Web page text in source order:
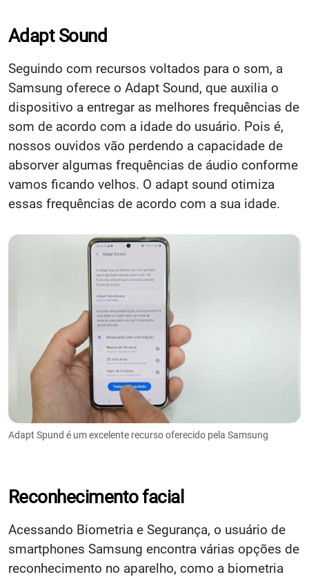
Adapt Sound
Seguindo com recursos voltados para o som, a
Samsung oferece o Adapt Sound, que auxilia o
dispositivo a entregar as melhores frequências de
som de acordo com a idade do usuário. Pois é,
nossos ouvidos vão perdendo a capacidade de
absorver algumas frequências de áudio conforme
vamos ficando velhos. O adapt sound otimiza
essas frequências de acordo com a sua idade.
Adapt Spund é um excelente recurso oferecido pela Samsung
Reconhecimento facial
Acessando Biometria e Segurança, o usuário de
smartphones Samsung encontra várias opções de
reconhecimento no aparelho, como a biometria